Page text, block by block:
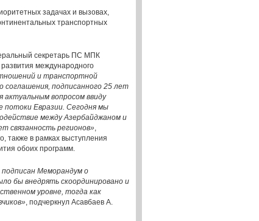
задачах и вызовах,
транспортных
секретарь ПС МПК
международного
и транспортной
соглашения, подписанного 25 лет
актуальным вопросом ввиду
Евразии. Сегодня мы
между Азербайджаном и
связанность регионов»,
также в рамках выступления
обоих программ.
Меморандум о
бы внедрять скоординировано и
уровне, тогда как
, подчеркнул Асавбаев А.